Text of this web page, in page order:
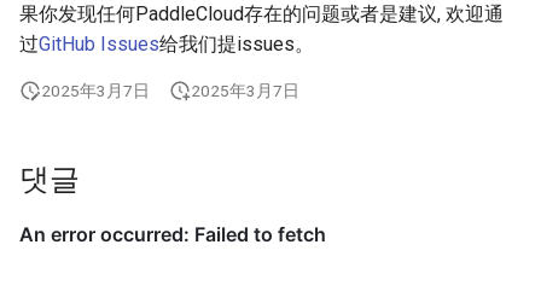
果你发现任何PaddleCloud存在的问题或者是建议, 欢迎通
过GitHub Issues给我们提issues。
2025年3月7日 2025年3月7日
댓글